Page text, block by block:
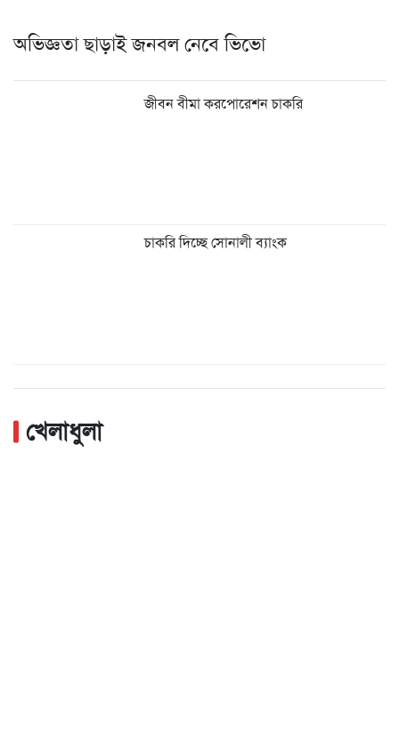
অভিজ্ঞতা ছাড়াই জনবল নেবে ভিভো
জীবন বীমা করপোরেশন চাকরি
চাকরি দিচ্ছে সোনালী ব্যাংক
খেলাধুলা